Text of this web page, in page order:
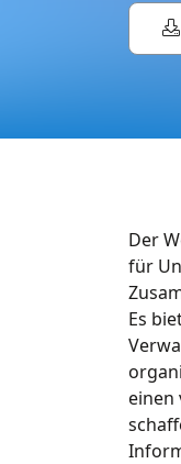
Der
für
Es
einen